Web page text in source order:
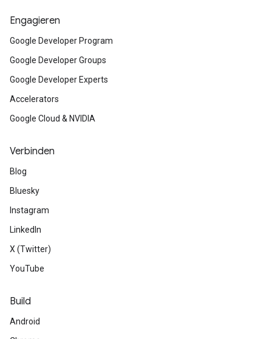
Engagieren
Google Developer Program
Google Developer Groups
Google Developer Experts
Accelerators
Google Cloud & NVIDIA
Verbinden
Blog
Bluesky
Instagram
LinkedIn
X (Twitter)
YouTube
Build
Android